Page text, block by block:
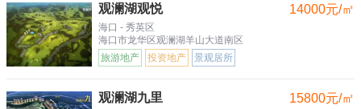
观澜湖观悦
海口 - 秀英区
14000元/㎡
海口市龙华区观澜湖羊山大道南区
旅游地产
投资地产 景观居所
观澜湖九里 15800元/㎡